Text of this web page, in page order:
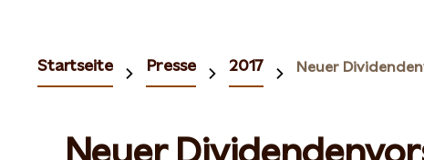
Startseite Presse 2017